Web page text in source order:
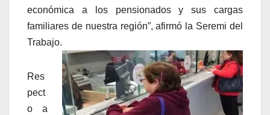
económica a los pensionados y sus cargas
familiares de nuestra región”, afirmó la Seremi del
Trabajo.
Res
pect
o a